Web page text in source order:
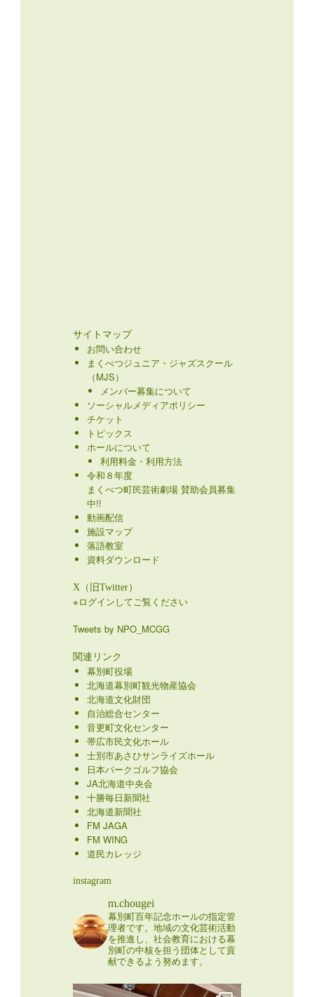
サイトマップ
お問い合わせ
まくべつジュニア・ジャズスクール
（MJS）
メンバー募集について
ソーシャルメディアポリシー
チケット
トピックス
ホールについて
利用料金・利用方法
令和８年度
まくべつ町民芸術劇場 賛助会員募集
中!!
動画配信
施設マップ
落語教室
資料ダウンロード
X（旧Twitter）
※ログインしてご覧ください
Tweets by NPO_MCGG
関連リンク
幕別町役場
北海道幕別町観光物産協会
北海道文化財団
自治総合センター
音更町文化センター
帯広市民文化ホール
士別市あさひサンライズホール
日本パークゴルフ協会
JA北海道中央会
十勝毎日新聞社
北海道新聞社
FM JAGA
FM WING
道民カレッジ
instagram
m.chougei
幕別町百年記念ホールの指定管
理者です。地域の文化芸術活動
を推進し、社会教育における幕
別町の中核を担う団体として貢
献できるよう努めます。